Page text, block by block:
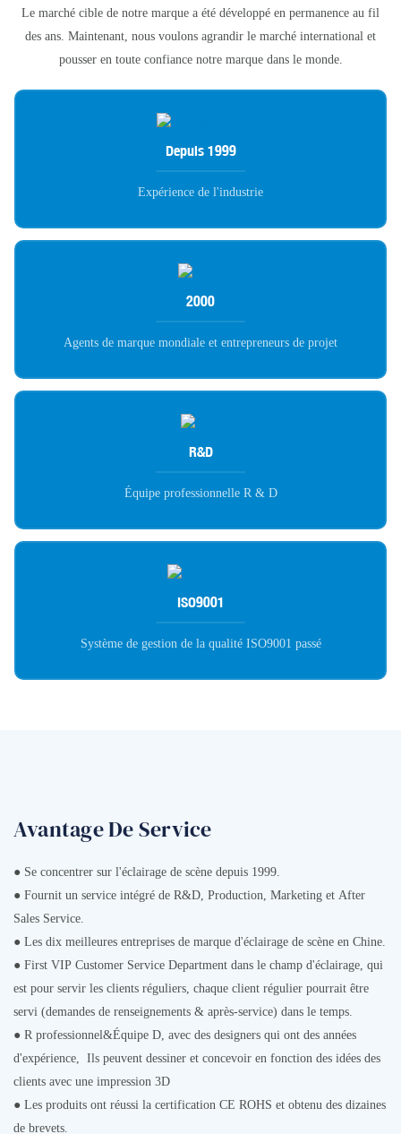
Le marché cible de notre marque a été développé en permanence au fil
des ans. Maintenant, nous voulons agrandir le marché international et
pousser en toute confiance notre marque dans le monde.
Depuis 1999
Expérience de l'industrie
2000
Agents de marque mondiale et entrepreneurs de projet
R&D
Équipe professionnelle R & D
ISO9001
Système de gestion de la qualité ISO9001 passé
Avantage De Service
● Se concentrer sur l'éclairage de scène depuis 1999.
● Fournit un service intégré de R&D, Production, Marketing et After
Sales Service.
● First VIP Customer Service Department dans le champ d'éclairage, qui
est pour servir les clients réguliers, chaque client régulier pourrait être
servi (demandes de renseignements & après-service) dans le temps.
● R professionnel&Équipe D, avec des designers qui ont des années
d'expérience, Ils peuvent dessiner et concevoir en fonction des idées des
clients avec une impression 3D
● Les produits ont réussi la certification CE ROHS et obtenu des dizaines
de brevets.